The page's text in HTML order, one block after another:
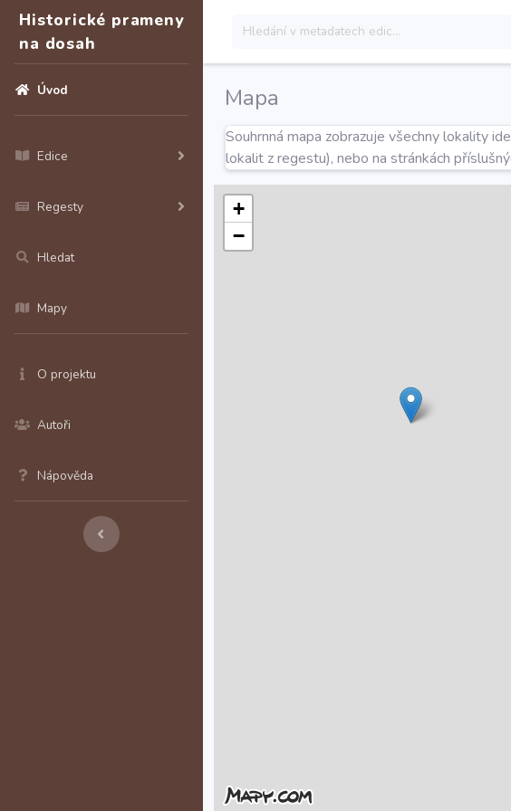
Historické prameny
na dosah
Úvod
Edice
Regesty
Hledat
Mapy
O projektu
Autoři
Nápověda
Mapa
Souhrnná mapa zobrazuje všechny lokality
lokalit z regestu), nebo na stránkách
+
−